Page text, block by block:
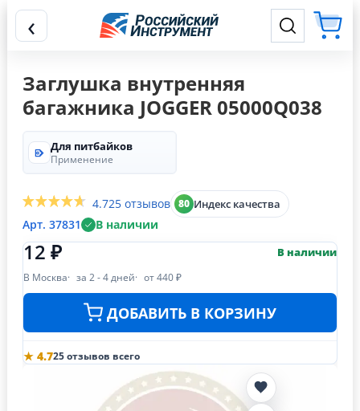
‹
Заглушка внутренняя
багажника JOGGER 05000Q038
Для питбайков
Применение
4.725 отзывов 80 Индекс качества
Арт. 37831 В наличии
12 ₽ В наличии
В Москва за 2 - 4 дней от 440 ₽
ДОБАВИТЬ В КОРЗИНУ
★ 4.725 отзывов всего